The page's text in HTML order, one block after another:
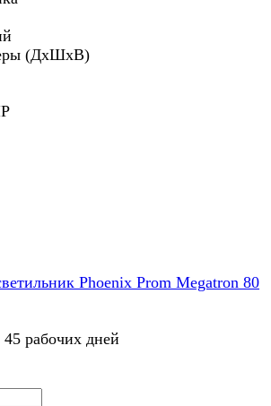
(ДхШхВ)
Phoenix Prom Megatron 80
рабочих дней